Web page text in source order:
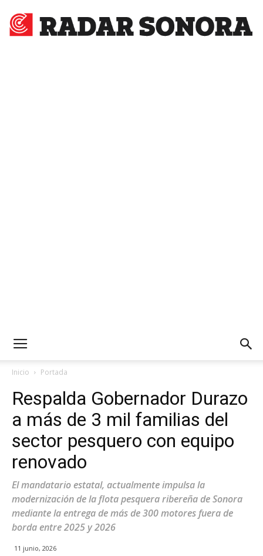
Inicio Portada
Respalda Gobernador Durazo
a más de 3 mil familias del
sector pesquero con equipo
renovado
El mandatario estatal, actualmente impulsa la
modernización de la flota pesquera ribereña de Sonora
mediante la entrega de más de 300 motores fuera de
borda entre 2025 y 2026
11 junio, 2026